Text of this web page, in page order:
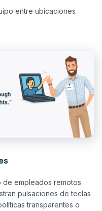
entre ubicaciones
de empleados remotos
pulsaciones de teclas
transparentes o